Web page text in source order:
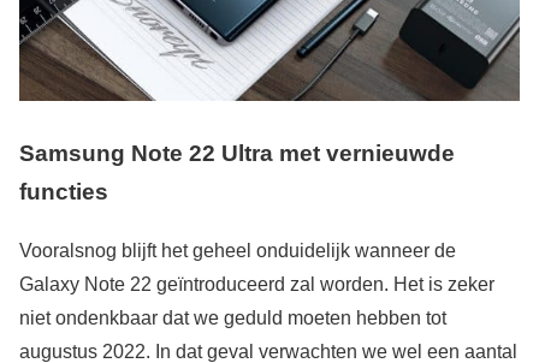
Samsung Note 22 Ultra met vernieuwde
functies
Vooralsnog blijft het geheel onduidelijk wanneer de
Galaxy Note 22 geïntroduceerd zal worden. Het is zeker
niet ondenkbaar dat we geduld moeten hebben tot
augustus 2022. In dat geval verwachten we wel een aantal